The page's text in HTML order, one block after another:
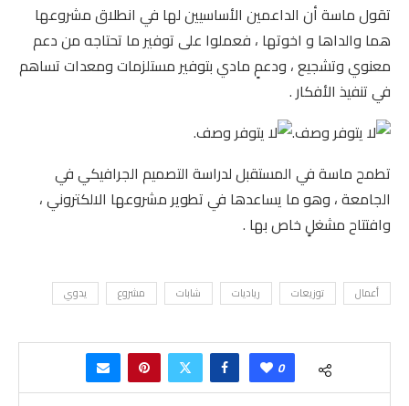
تقول ماسة أن الداعمين الأساسيين لها في انطلاق مشروعها
هما والداها و اخوتها ، فعملوا على توفير ما تحتاجه من دعم
معنوي وتشجيع ، ودعمٍ مادي بتوفير مستلزمات ومعدات تساهم
في تنفيذ الأفكار .
تطمح ماسة في المستقبل لدراسة التصميم الجرافيكي في
الجامعة ، وهو ما يساعدها في تطوير مشروعها الالكتروني ،
وافتتاح مشغلٍ خاص بها .
أعمال توزيعات رياديات شابات مشروع يدوي
0